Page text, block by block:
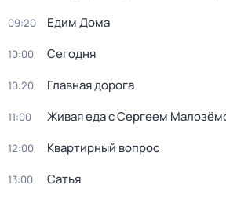
09:20 Едим Дома
10:00 Сегодня
10:20 Главная дорога
11:00 Живая еда с Сергеем
12:00 Квартирный вопрос
13:00 Сатья